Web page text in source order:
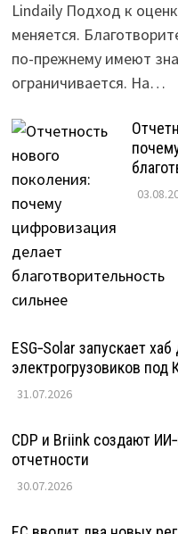
Lindaily Подход к
меняется.
по-прежнему имеют
ограничивается. На…
ESG‑Solar запускает
электрогрузовиков под
31.07.2026
CDP и Briink создают
отчетности
30.07.2026